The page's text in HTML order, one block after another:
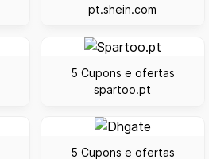
pt.shein.com
5 Cupons e ofertas
spartoo.pt
5 Cupons e ofertas